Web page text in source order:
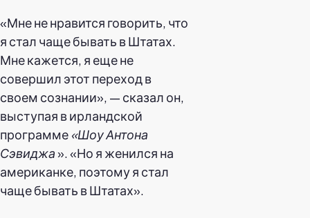
«Мне не нравится говорить, что
я стал чаще бывать в Штатах.
Мне кажется, я еще не
совершил этот переход в
своем сознании», — сказал он,
выступая в ирландской
программе «Шоу Антона
Сэвиджа». «Но я женился на
американке, поэтому я стал
чаще бывать в Штатах».